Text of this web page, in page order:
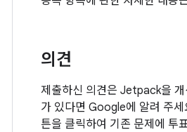
의견
제출하신 의견은 Jetpack을 개
가 있다면 Google에 알려 주
튼을 클릭하여 기존 문제에 투